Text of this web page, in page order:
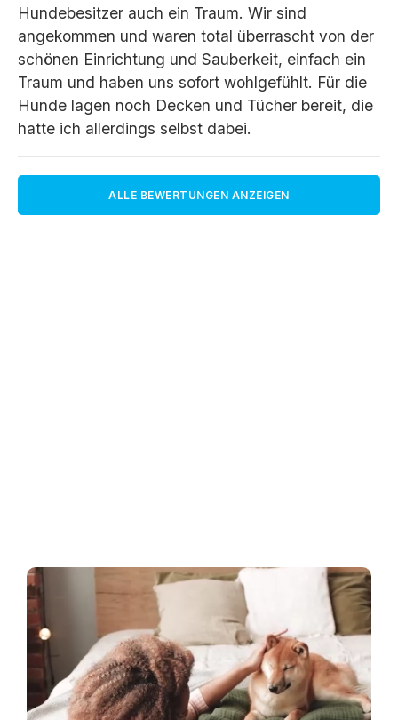
Hundebesitzer auch ein Traum. Wir sind
angekommen und waren total überrascht von der
schönen Einrichtung und Sauberkeit, einfach ein
Traum und haben uns sofort wohlgefühlt. Für die
Hunde lagen noch Decken und Tücher bereit, die
hatte ich allerdings selbst dabei.
ALLE BEWERTUNGEN ANZEIGEN